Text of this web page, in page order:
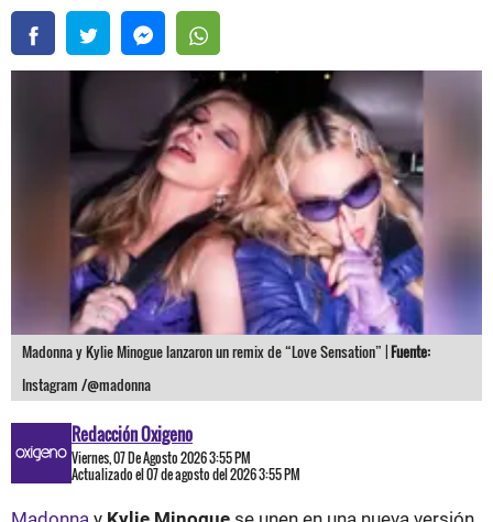
Madonna y Kylie Minogue lanzaron un remix de “Love Sensation” |Fuente:
Instagram /@madonna
Redacción Oxigeno
Viernes, 07 De Agosto 2026 3:55 PM
Actualizado el 07 de agosto del 2026 3:55 PM